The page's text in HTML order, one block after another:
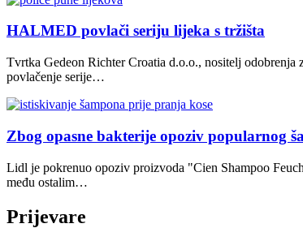
HALMED povlači seriju lijeka s tržišta
Tvrtka Gedeon Richter Croatia d.o.o., nositelj
povlačenje serije…
Zbog opasne bakterije opoziv popularnog
Lidl je pokrenuo opoziv proizvoda "Cien Shampoo
među ostalim…
Prijevare